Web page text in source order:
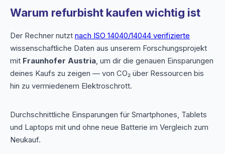
Warum refurbisht kaufen wichtig ist
Der Rechner nutzt nach ISO 14040/14044 verifizierte
wissenschaftliche Daten aus unserem Forschungsprojekt
mit Fraunhofer Austria, um dir die genauen Einsparungen
deines Kaufs zu zeigen — von CO₂ über Ressourcen bis
hin zu vermiedenem Elektroschrott.
Durchschnittliche Einsparungen für Smartphones, Tablets
und Laptops mit und ohne neue Batterie im Vergleich zum
Neukauf.